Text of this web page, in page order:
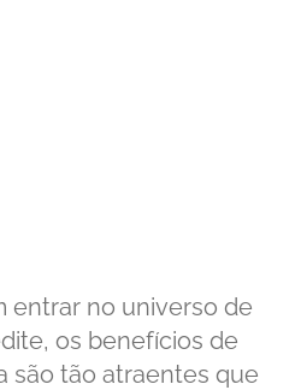
entrar no universo de
os benefícios de
são tão atraentes que